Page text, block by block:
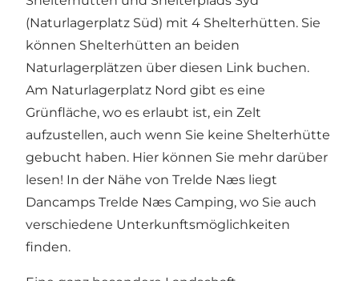
(Naturlagerplatz Süd) mit 4 Shelterhütten. Sie
können Shelterhütten an beiden
Naturlagerplätzen über diesen Link buchen.
Am Naturlagerplatz Nord gibt es eine
Grünfläche, wo es erlaubt ist, ein Zelt
aufzustellen, auch wenn Sie keine Shelterhütte
gebucht haben. Hier können Sie mehr darüber
lesen! In der Nähe von Trelde Næs liegt
Dancamps Trelde Næs Camping, wo Sie auch
verschiedene Unterkunftsmöglichkeiten
finden.